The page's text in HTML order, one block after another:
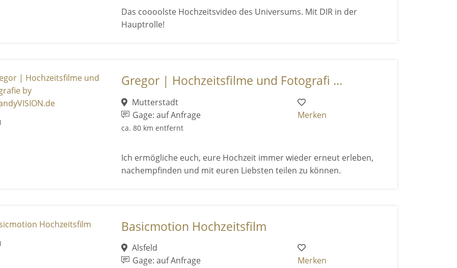
Das coooolste Hochzeitsvideo des Universums. Mit DIR in der
Hauptrolle!
Gregor | Hochzeitsfilme und Fotografi ...
Mutterstadt
Gage: auf Anfrage
ca. 80 km entfernt
Merken
Ich ermögliche euch, eure Hochzeit immer wieder erneut erleben,
nachempfinden und mit euren Liebsten teilen zu können.
Basicmotion Hochzeitsfilm
Alsfeld
Gage: auf Anfrage
Merken